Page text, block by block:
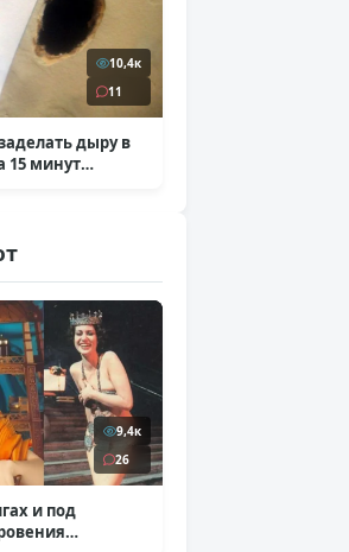
10,4к
11
дыру в
15 минут
9,4к
26
и под